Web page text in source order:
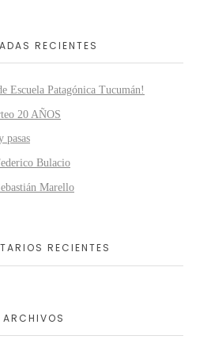
RECIENTES
Escuela Patagónica Tucumán!
20 AÑOS
pasas
Bulacio
Marello
RECIENTES
ARCHIVOS